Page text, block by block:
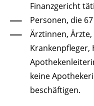
Finanzgericht
Personen, die
Ärztinnen,
Krankenpfleger,
keine
beschäftigen.